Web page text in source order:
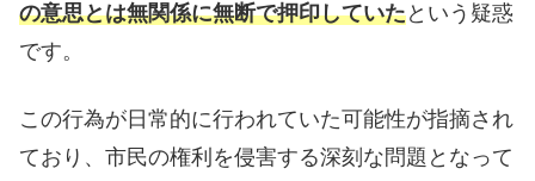
の意思とは無関係に無断で押印していたという疑惑
です。
この行為が日常的に行われていた可能性が指摘され
ており、市民の権利を侵害する深刻な問題となって